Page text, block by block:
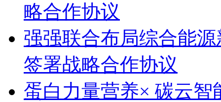
略合作协议
强强联合布局综合能
签署战略合作协议
蛋白力量营养× 碳云